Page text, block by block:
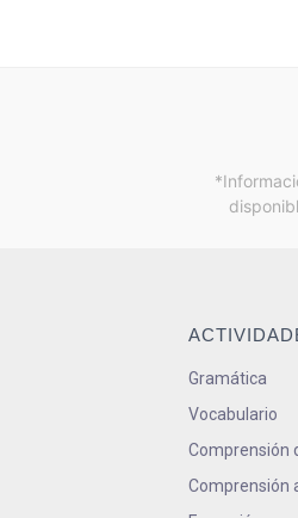
Gramática
Vocabulario
Comprensión
Comprensión